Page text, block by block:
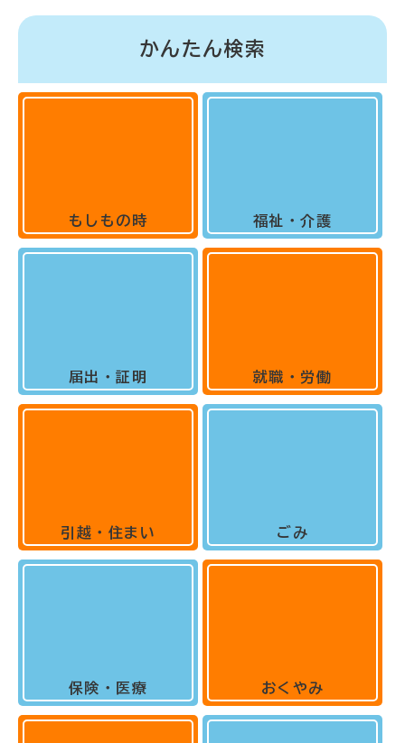
かんたん検索
もしもの時
届出・証明
引越・住まい
保険・医療
福祉・介護
就職・労働
ごみ
おくやみ